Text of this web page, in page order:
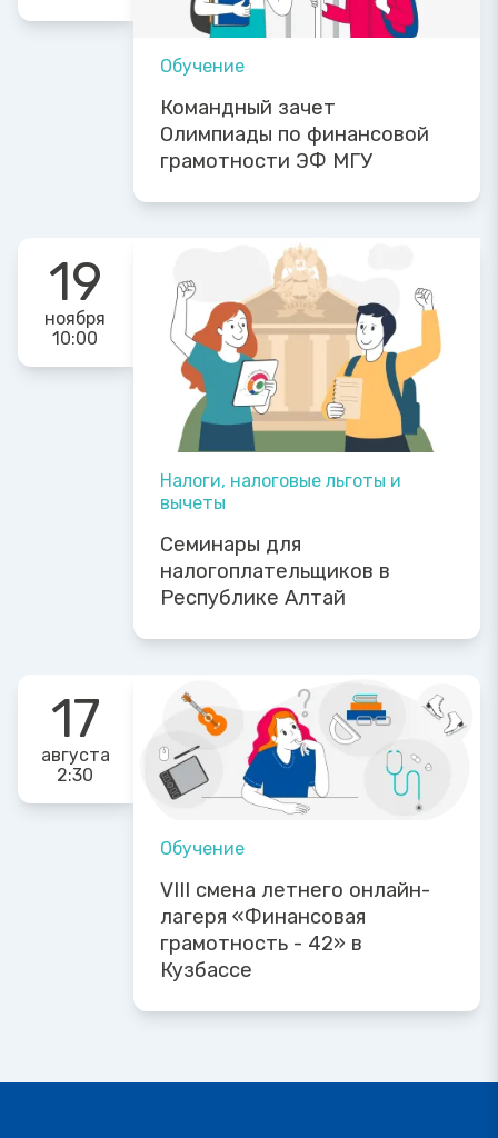
Обучение
Командный зачет
Олимпиады по финансовой
грамотности ЭФ МГУ
19
ноября
10:00
Налоги, налоговые льготы и
вычеты
Семинары для
налогоплательщиков в
Республике Алтай
17
августа
2:30
Обучение
VIII смена летнего онлайн-
лагеря «Финансовая
грамотность - 42» в
Кузбассе